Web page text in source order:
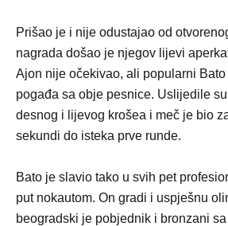
Prišao je i nije odustajao od
nagrada došao je njegov lijevi
Ajon nije očekivao, ali popularni
pogađa sa obje pesnice. Uslijedile
desnog i lijevog krošea i meč je bio
sekundi do isteka prve runde.
Bato je slavio tako u svih pet
put nokautom. On gradi i uspješnu
beogradski je pobjednik i bronzani